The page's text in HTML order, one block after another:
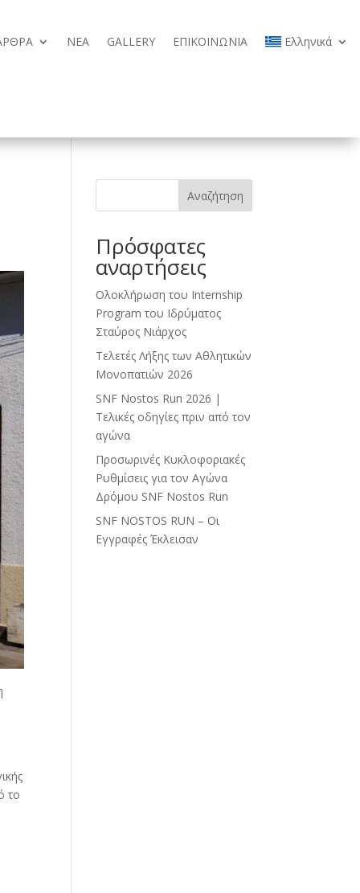
ΝΕΑ GALLERY ΕΠΙΚΟΙΝΩΝΙΑ Ελληνικά
ΝΕΑ GALLERY ΕΠΙΚΟΙΝΩΝΙΑ Ελληνικά
το
Αναζήτηση
Πρόσφατες
αναρτήσεις
Ολοκλήρωση του Internship
Program του Ιδρύματος
Σταύρος Νιάρχος
Τελετές Λήξης των Αθλητικών
Μονοπατιών 2026
SNF Nostos Run 2026 |
Τελικές οδηγίες πριν από τον
αγώνα
Προσωρινές Κυκλοφοριακές
Ρυθμίσεις για τον Αγώνα
Δρόμου SNF Nostos Run
SNF NOSTOS RUN – Οι
Εγγραφές Έκλεισαν